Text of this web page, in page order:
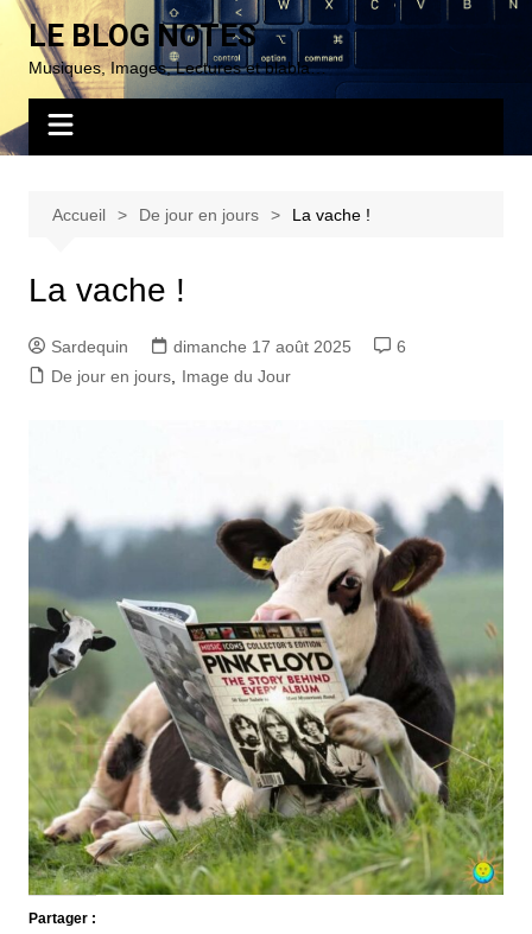
Aller
contenu
LE BLOG NOTES
Musiques, Images, Lectures et blabla…
Accueil De jour en jours La vache !
La vache !
Sardequin dimanche 17 août 2025
6
De jour en jours, Image du Jour
Partager :